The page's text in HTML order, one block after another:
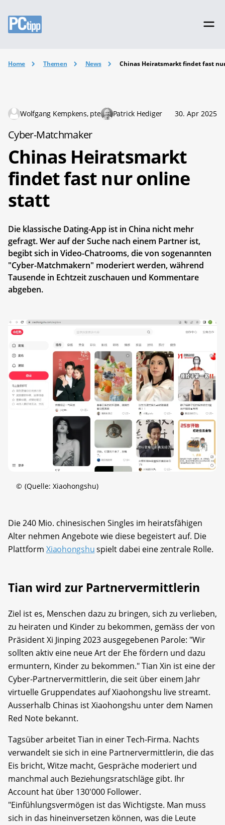
Home Themen News Chinas Heiratsmarkt findet fast
Wolfgang Kempkens, pte Patrick Hediger 30. Apr 2025
Cyber-Matchmaker
Chinas Heiratsmarkt
findet fast nur online
statt
Die klassische Dating-App ist in China nicht mehr
gefragt. Wer auf der Suche nach einem Partner ist,
begibt sich in Video-Chatrooms, die von sogenannten
"Cyber-Matchmakern" moderiert werden, während
Tausende in Echtzeit zuschauen und Kommentare
abgeben.
© (Quelle: Xiaohongshu)
Die 240 Mio. chinesischen Singles im heiratsfähigen
Alter nehmen Angebote wie diese begeistert auf. Die
Plattform Xiaohongshuspielt dabei eine zentrale Rolle.
Tian wird zur Partnervermittlerin
Ziel ist es, Menschen dazu zu bringen, sich zu verlieben,
zu heiraten und Kinder zu bekommen, gemäss der von
Präsident Xi Jinping 2023 ausgegebenen Parole: "Wir
sollten aktiv eine neue Art der Ehe fördern und dazu
ermuntern, Kinder zu bekommen." Tian Xin ist eine der
Cyber-Partnervermittlerin, die seit über einem Jahr
virtuelle Gruppendates auf Xiaohongshu live streamt.
Ausserhalb Chinas ist Xiaohongshu unter dem Namen
Red Note bekannt.
Tagsüber arbeitet Tian in einer Tech-Firma. Nachts
verwandelt sie sich in eine Partnervermittlerin, die das
Eis bricht, Witze macht, Gespräche moderiert und
manchmal auch Beziehungsratschläge gibt. Ihr
Account hat über 130'000 Follower.
"Einfühlungsvermögen ist das Wichtigste. Man muss
sich in das hineinversetzen können, was die Leute